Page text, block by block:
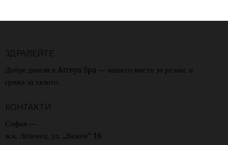
ЗДРАВЕЙТЕ
Добре дошли в Atreya Spa — вашето място за релакс и
грижа за тялото.
КОНТАКТИ
София —
ж.к. Лозенец, ул. „Вежен“ 16